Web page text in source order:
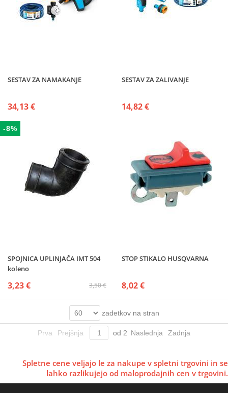
SESTAV ZA NAMAKANJE
34,13 €
SESTAV ZA ZALIVANJE
14,82 €
-8%
SPOJNICA UPLINJAČA IMT 504
koleno
3,50 €
3,23 €
STOP STIKALO HUSQVARNA
8,02 €
zadetkov na stran
Prva Prejšnja od 2 Naslednja Zadnja
Spletne cene veljajo le za nakupe v spletni trgovini in se
lahko razlikujejo od maloprodajnih cen v trgovini.